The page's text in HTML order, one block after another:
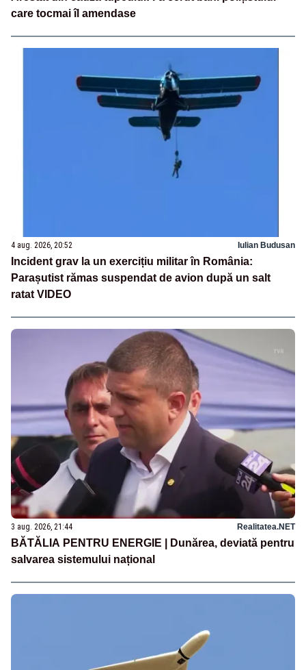
care tocmai îl amendase
4 aug. 2026, 20:52 Iulian Budusan
Incident grav la un exercițiu militar în România:
Parașutist rămas suspendat de avion după un salt
ratat VIDEO
3 aug. 2026, 21:44 Realitatea.NET
BĂTĂLIA PENTRU ENERGIE | Dunărea, deviată pentru
salvarea sistemului național